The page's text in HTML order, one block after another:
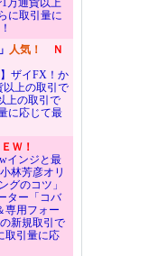
万通貨以上
に取引量に
人気！
Ｎ
ザイFX！か
以上の取引で
上の取引で
に応じて最
Ｗ！
インジと最
林芳彦オリ
グのコツ」
ター「コバ
専用フォー
新規取引で
取引量に応